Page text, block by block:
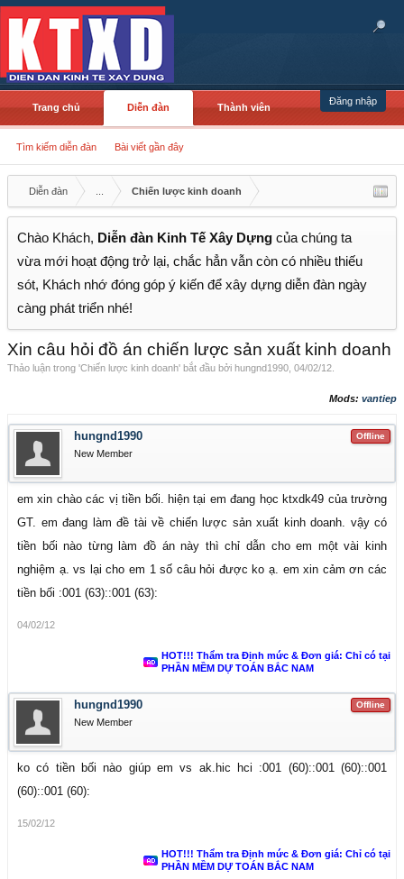
Đăng nhập
Trang chủ Diễn đàn
Tìm kiếm diễn đàn Bài viết gần đây
Thành viên
Diễn đàn Chiến lược kinh doanh
Chào Khách, Diễn đàn Kinh Tế Xây Dựng của chúng ta
vừa mới hoạt động trở lại, chắc hẳn vẫn còn có nhiều thiếu
sót, Khách nhớ đóng góp ý kiến để xây dựng diễn đàn ngày
càng phát triển nhé!
Xin câu hỏi đồ án chiến lược sản xuất kinh doanh
Thảo luận trong 'Chiến lược kinh doanh' bắt đầu bởi hungnd1990 04/02/12
Mods: vantiep
Offline
hungnd1990
New Member
em xin chào các vị tiền bối. hiện tại em đang học ktxdk49 của trường
GT. em đang làm đề tài về chiến lược sản xuất kinh doanh. vậy có
tiền bối nào từng làm đồ án này thì chỉ dẫn cho em một vài kinh
nghiệm ạ. vs lại cho em 1 số câu hỏi được ko ạ. em xin cảm ơn các
tiền bối :001 (63)::001 (63):
04/02/12
HOT!!! Thẩm tra Định mức & Đơn giá: Chỉ có tại
PHẦN MỀM DỰ TOÁN BẮC NAM
Offline
hungnd1990
New Member
ko có tiền bối nào giúp em vs ak.hic hci :001 (60)::001 (60)::001
(60)::001 (60):
15/02/12
HOT!!! Thẩm tra Định mức & Đơn giá: Chỉ có tại
PHẦN MỀM DỰ TOÁN BẮC NAM